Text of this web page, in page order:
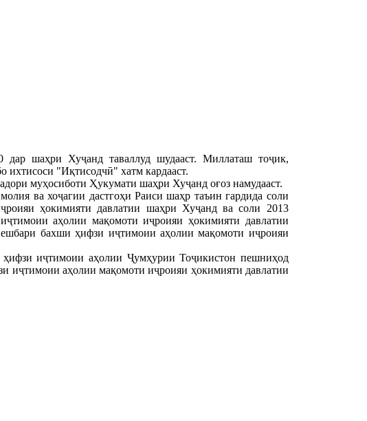
дар шаҳри Хуҷанд таваллуд шудааст. Миллаташ тоҷик,
"Иқтисодчӣ" хатм кардааст.
муҳосиботи Ҳукумати шаҳри Хуҷанд оғоз намудааст.
ва хоҷагии дастгоҳи Раиси шаҳр таъин гардида соли
ҳокимияти давлатии шаҳри Хуҷанд ва соли 2013
аҳолии мақомоти иҷроияи ҳокимияти давлатии
бахши ҳифзи иҷтимоии аҳолии мақомоти иҷроияи
иҷтимоии аҳолии Ҷумҳурии Тоҷикистон пешниҳод
иҷтимоии аҳолии мақомоти иҷроияи ҳокимияти давлатии